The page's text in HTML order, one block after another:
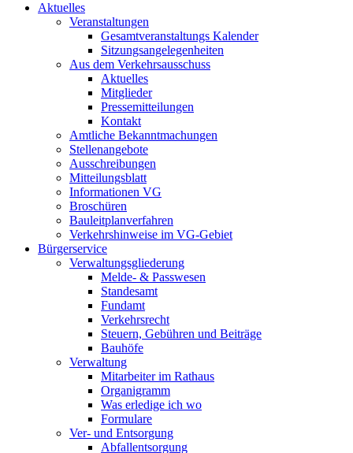
Aktuelles
Veranstaltungen
Gesamtveranstaltungs Kalender
Sitzungsangelegenheiten
Aus dem Verkehrsausschuss
Aktuelles
Mitglieder
Pressemitteilungen
Kontakt
Amtliche Bekanntmachungen
Stellenangebote
Ausschreibungen
Mitteilungsblatt
Informationen VG
Broschüren
Bauleitplanverfahren
Verkehrshinweise im VG-Gebiet
Bürgerservice
Verwaltungsgliederung
Melde- & Passwesen
Standesamt
Fundamt
Verkehrsrecht
Steuern, Gebühren und Beiträge
Bauhöfe
Verwaltung
Mitarbeiter im Rathaus
Organigramm
Was erledige ich wo
Formulare
Ver- und Entsorgung
Abfallentsorgung